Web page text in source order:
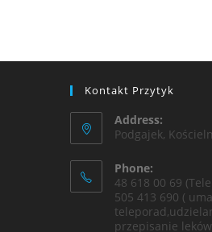
Kontakt Przytyk
Address:
Podgajek,
Phone:
48 618 00 69
505 413 690 (
przepisanie